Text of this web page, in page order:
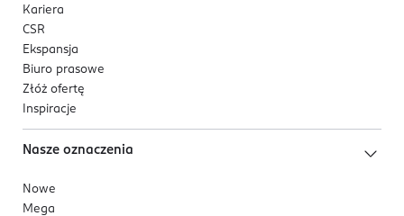
Kariera
CSR
Ekspansja
Biuro prasowe
Złóż ofertę
Inspiracje
Nasze oznaczenia
Nowe
Mega